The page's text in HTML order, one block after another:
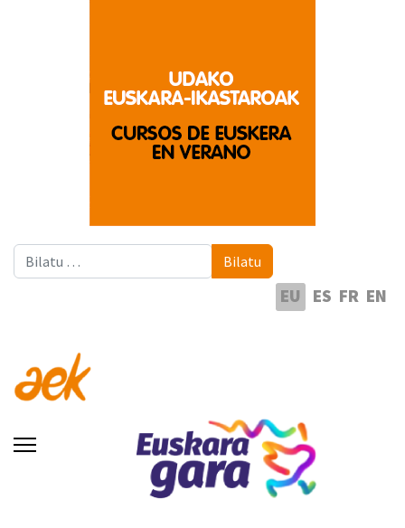
Bilatu Bilatu
EU ES FR EN